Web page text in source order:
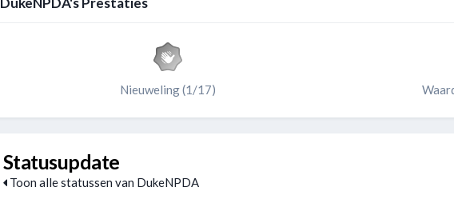
Nieuweling (1/17)
Statusupdate
Toon alle statussen van DukeNPDA